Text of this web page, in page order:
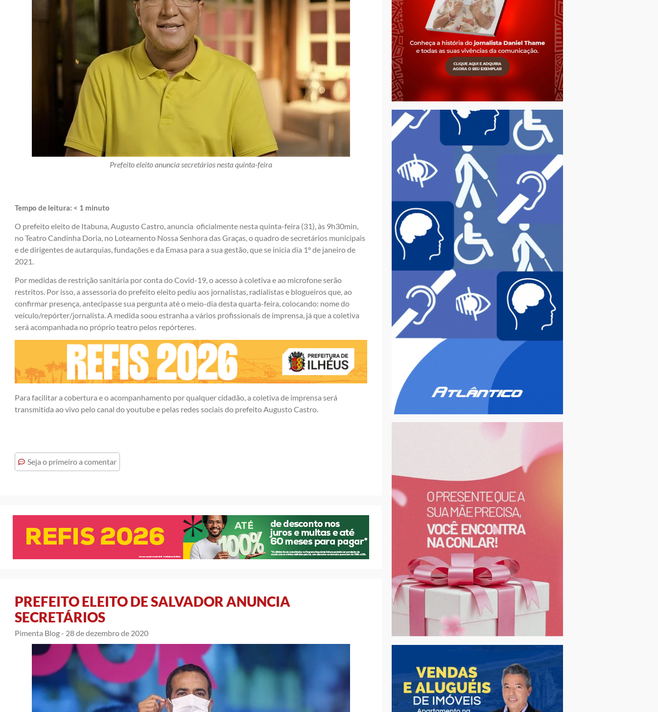
Prefeito eleito anuncia secretários nesta quinta-feira
Tempo de leitura: < 1 minuto
O prefeito eleito de Itabuna, Augusto Castro, anuncia oficialmente nesta quinta-feira (31), às 9h30min,
no Teatro Candinha Doria, no Loteamento Nossa Senhora das Graças, o quadro de secretários municipais
e de dirigentes de autarquias, fundações e da Emasa para a sua gestão, que se inicia dia 1º de janeiro de
2021.
Por medidas de restrição sanitária por conta do Covid-19, o acesso à coletiva e ao microfone serão
restritos. Por isso, a assessoria do prefeito eleito pediu aos jornalistas, radialistas e blogueiros que, ao
confirmar presença, antecipasse sua pergunta até o meio-dia desta quarta-feira, colocando: nome do
veículo/repórter/jornalista. A medida soou estranha a vários profissionais de imprensa, já que a coletiva
será acompanhada no próprio teatro pelos repórteres.
Para facilitar a cobertura e o acompanhamento por qualquer cidadão, a coletiva de imprensa será
transmitida ao vivo pelo canal do youtube e pelas redes sociais do prefeito Augusto Castro.
Seja o primeiro a comentar
PREFEITO ELEITO DE SALVADOR ANUNCIA
SECRETÁRIOS
Pimenta Blog - 28 de dezembro de 2020